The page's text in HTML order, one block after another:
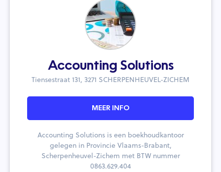
Accounting Solutions
Tiensestraat 131, 3271 SCHERPENHEUVEL-ZICHEM
MEER INFO
Accounting Solutions is een boekhoudkantoor
gelegen in Provincie Vlaams-Brabant,
Scherpenheuvel-Zichem met BTW nummer
0863.629.404